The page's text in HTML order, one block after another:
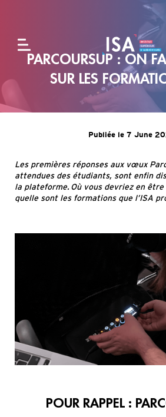
Alternance
et
entreprises
PARCOURSUP : ON
SUR LES
Publiée le 7 June
Les premières réponsesaux vœux
attenduesdes étudiants, sont enfin
la plateforme. Où vous devriez en
quelle sont les formations que l’ISA
POUR RAPPEL :